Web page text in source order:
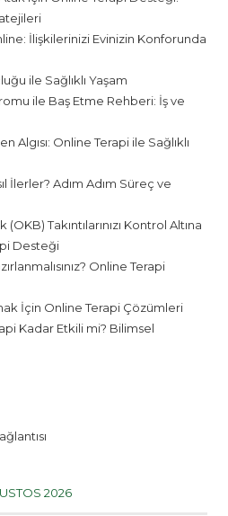
İlişkilerinizi Evinizin Konforunda
ile Sağlıklı Yaşam
ile Baş Etme Rehberi: İş ve
Algısı: Online Terapi ile Sağlıklı
İlerler? Adım Adım Süreç ve
Takıntılarınızı Kontrol Altına
Desteği
Online Terapi
İçin Online Terapi Çözümleri
Kadar Etkili mi? Bilimsel
2026